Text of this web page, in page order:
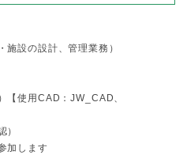
施設の設計、管理業務）
【使用CAD：JW_CAD、
）
加します